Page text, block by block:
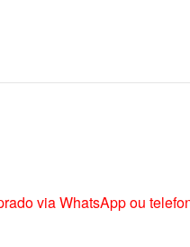
via WhatsApp ou